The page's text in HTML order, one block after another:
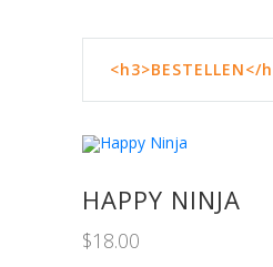
$15.00
<h3>BESTELLEN</
HAPPY NINJA
$18.00